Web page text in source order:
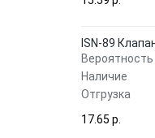
ISN-89
Вероятность
Наличие
Отгрузка
17.65 p.